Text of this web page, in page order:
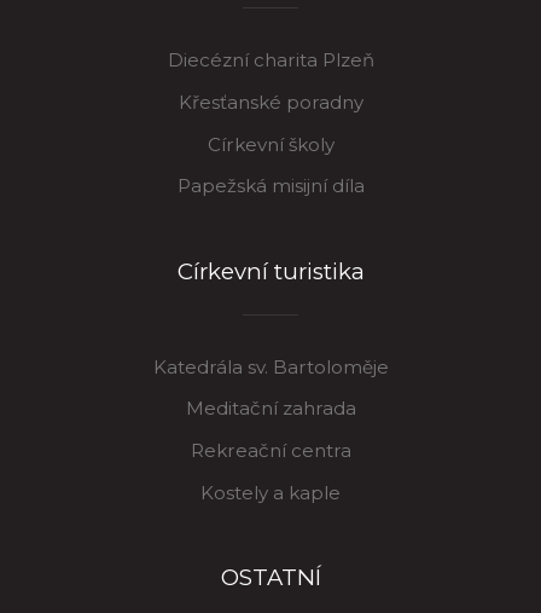
Diecézní charita Plzeň
Křesťanské poradny
Církevní školy
Papežská misijní díla
Církevní turistika
Katedrála sv. Bartoloměje
Meditační zahrada
Rekreační centra
Kostely a kaple
OSTATNÍ